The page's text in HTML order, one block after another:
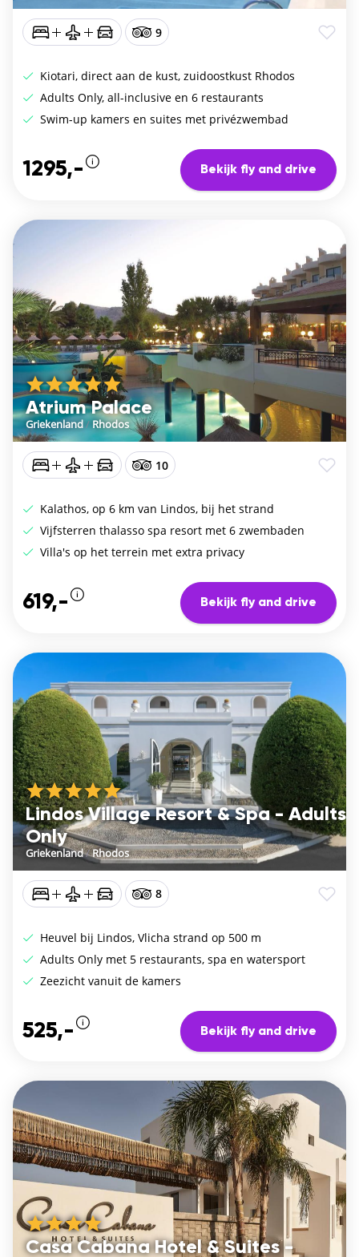
9
Kiotari, direct aan de kust, zuidoostkust Rhodos
Adults Only, all-inclusive en 6 restaurants
Swim-up kamers en suites met privézwembad
1295,- Bekijk fly and drive
Atrium Palace
Griekenland/ Rhodos
10
Kalathos, op 6 km van Lindos, bij het strand
Vijfsterren thalasso spa resort met 6 zwembaden
Villa's op het terrein met extra privacy
619,- Bekijk fly and drive
Lindos Village Resort & Spa - Adults
Only
Griekenland/Rhodos
8
Heuvel bij Lindos, Vlicha strand op 500 m
Adults Only met 5 restaurants, spa en watersport
Zeezicht vanuit de kamers
525,- Bekijk fly and drive
Casa Cabana Hotel & Suites -